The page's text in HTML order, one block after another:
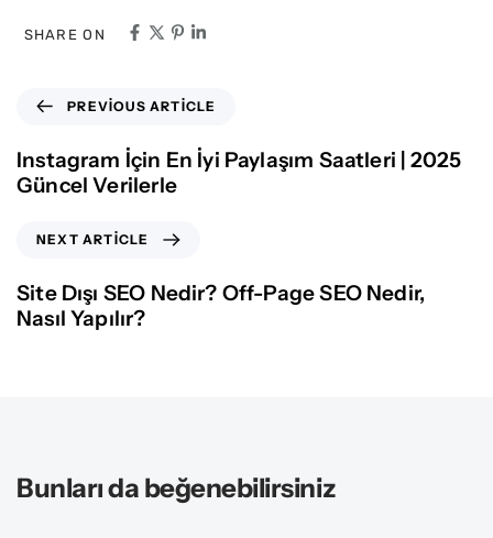
SHARE ON
PREVIOUS ARTICLE
Instagram İçin En İyi Paylaşım Saatleri | 2025
Güncel Verilerle
NEXT ARTICLE
Site Dışı SEO Nedir? Off-Page SEO Nedir,
Nasıl Yapılır?
Bunları da beğenebilirsiniz